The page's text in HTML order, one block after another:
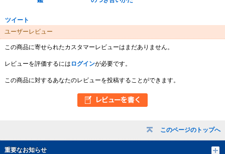
このページのトップへ
重要なお知らせ
ツイート
ユーザーレビュー
この商品に寄せられたカスタマーレビューはまだありません。
レビューを評価するには ログインが必要です。
この商品に対するあなたのレビューを投稿することができます。